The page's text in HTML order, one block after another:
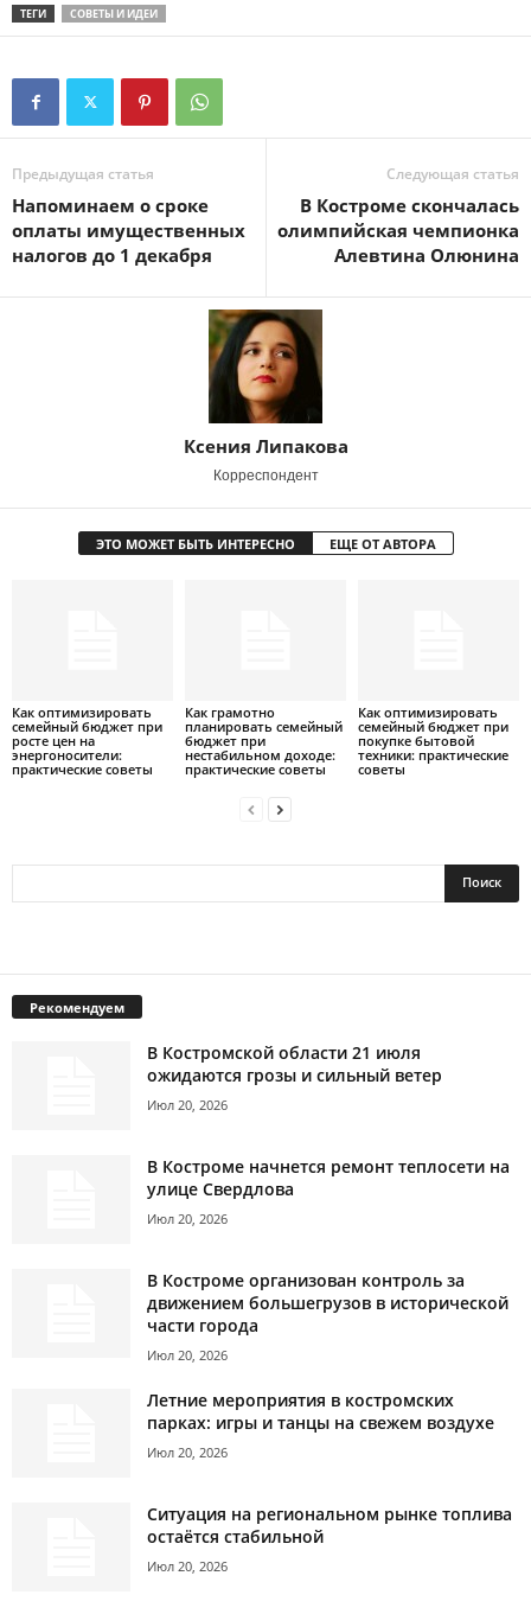
ТЕГИ СОВЕТЫ И ИДЕИ
Предыдущая статья
Напоминаем о сроке
оплаты имущественных
налогов до 1 декабря
Следующая статья
В Костроме скончалась
олимпийская чемпионка
Алевтина Олюнина
Ксения Липакова
Корреспондент
ЭТО МОЖЕТ БЫТЬ ИНТЕРЕСНО ЕЩЕ ОТ АВТОРА
Как оптимизировать
семейный бюджет при
росте цен на
энергоносители:
практические советы
Как грамотно
планировать семейный
бюджет при
нестабильном доходе:
практические советы
Как оптимизировать
семейный бюджет при
покупке бытовой
техники: практические
советы
Рекомендуем
В Костромской области 21 июля
ожидаются грозы и сильный ветер
Июл 20, 2026
В Костроме начнется ремонт теплосети на
улице Свердлова
Июл 20, 2026
В Костроме организован контроль за
движением большегрузов в исторической
части города
Июл 20, 2026
Летние мероприятия в костромских
парках: игры и танцы на свежем воздухе
Июл 20, 2026
Ситуация на региональном рынке топлива
остаётся стабильной
Июл 20, 2026